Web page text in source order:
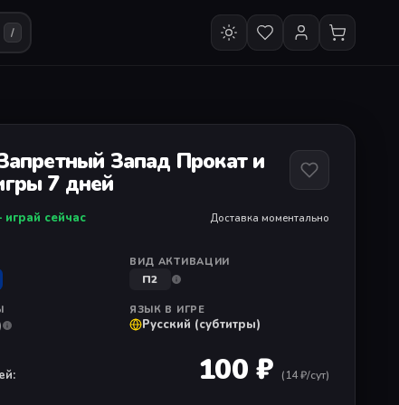
/
Запад Прокат и
7 дней
сейчас Доставка моментально
ВИД АКТИВАЦИИ
П2
ЯЗЫК В ИГРЕ
Русский (субтитры)
100 ₽ (14₽/сут)